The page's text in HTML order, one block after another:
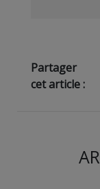
Partager
cet article :